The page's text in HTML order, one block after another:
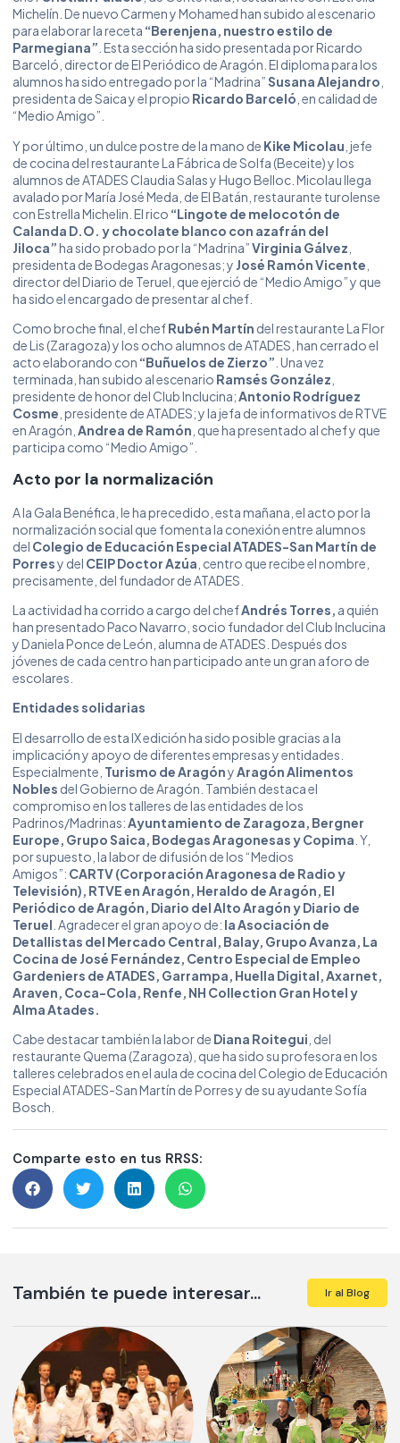
Michelín. De nuevo Carmen y Mohamed han subido al escenario
para elaborar la receta “Berenjena, nuestro estilo de
Parmegiana” . Esta sección ha sido presentada por Ricardo
Barceló, director de El Periódico de Aragón. El diploma para los
alumnos ha sido entregado por la “Madrina”Susana Alejandro
presidenta de Saica y el propio Ricardo Barceló , en calidad de
“Medio Amigo”.
Y por último, un dulce postre de la mano de Kike Micolau , jefe
de cocina del restaurante La Fábrica de Solfa (Beceite) y los
alumnos de ATADES Claudia Salas y Hugo Belloc. Micolau llega
avalado por María José Meda, de El Batán, restaurante turolense
con Estrella Michelin. El rico “Lingote de melocotón de
Calanda D.O. y chocolate blanco con azafrán del
Jiloca”ha sido probado por la “Madrina”Virginia Gálvez
presidenta de Bodegas Aragonesas; y José Ramón Vicente
director del Diario de Teruel, que ejerció de “Medio Amigo” y que
ha sido el encargado de presentar al chef.
Como broche final, el chefRubén Martín del restaurante La Flor
de Lis (Zaragoza) y los ocho alumnos de ATADES, han cerrado el
acto elaborando con “Buñuelos de Zierzo” . Una vez
terminada, han subido al escenario Ramsés González
presidente de honor del Club Inclucina;Antonio Rodríguez
Cosme , presidente de ATADES; y la jefa de informativos de RTVE
en Aragón, Andrea de Ramón , que ha presentado al chef y que
participa como “Medio Amigo”.
Acto por la normalización
A la Gala Benéfica, le ha precedido, esta mañana, el acto por la
normalización social que fomenta la conexión entre alumnos
del Colegio de Educación Especial ATADES-San Martín de
Porresy del CEIP Doctor Azúa , centro que recibe el nombre,
precisamente, del fundador de ATADES.
La actividad ha corrido a cargo del chefAndrés Torres, a quién
han presentado Paco Navarro, socio fundador del Club Inclucina
y Daniela Ponce de León, alumna de ATADES. Después dos
jóvenes de cada centro han participado ante un gran aforo de
escolares.
Entidades solidarias
El desarrollo de esta IX edición ha sido posible gracias a la
implicación y apoyo de diferentes empresas y entidades.
Especialmente, Turismo de AragónyAragón Alimentos
Nobles del Gobierno de Aragón. También destaca el
compromiso en los talleres de las entidades de los
Padrinos/Madrinas:Ayuntamiento de Zaragoza, Bergner
Europe, Grupo Saica, Bodegas Aragonesas y Copima . Y,
por supuesto, la labor de difusión de los “Medios
Amigos”: CARTV (Corporación Aragonesa de Radio y
Televisión), RTVE en Aragón, Heraldo de Aragón, El
Periódico de Aragón, Diario del Alto Aragón y Diario de
Teruel . Agradecer el gran apoyo de: la Asociación de
Detallistas del Mercado Central, Balay, Grupo Avanza, La
Cocina de José Fernández, Centro Especial de Empleo
Gardeniers de ATADES, Garrampa, Huella Digital, Axarnet,
Araven, Coca-Cola, Renfe, NH Collection Gran Hotel y
Alma Atades.
Cabe destacar también la labor de Diana Roitegui , del
restaurante Quema (Zaragoza), que ha sido su profesora en los
talleres celebrados en el aula de cocina del Colegio de Educación
Especial ATADES-San Martín de Porres y de su ayudante Sofía
Bosch.
Comparte esto en tus RRSS:
También te puede interesar... Ir al Blog